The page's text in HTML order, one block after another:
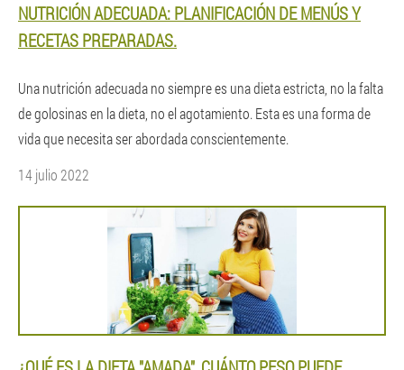
NUTRICIÓN ADECUADA: PLANIFICACIÓN DE MENÚS Y
RECETAS PREPARADAS.
Una nutrición adecuada no siempre es una dieta estricta, no la falta
de golosinas en la dieta, no el agotamiento. Esta es una forma de
vida que necesita ser abordada conscientemente.
14 julio 2022